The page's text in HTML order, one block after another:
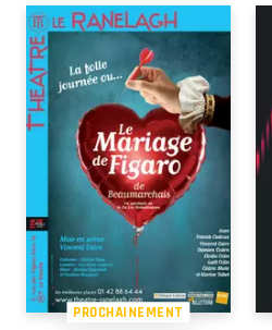
PROCHAINEMENT